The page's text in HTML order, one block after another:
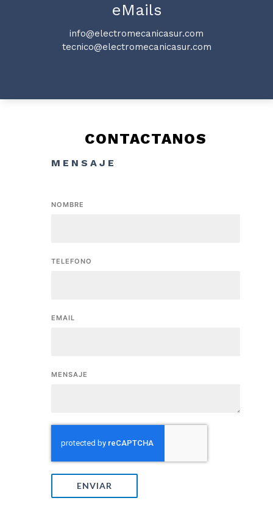
eMails
info@electromecanicasur.com
tecnico@electromecanicasur.com
CONTACTANOS
MENSAJE
NOMBRE
TELEFONO
EMAIL
MENSAJE
ENVIAR